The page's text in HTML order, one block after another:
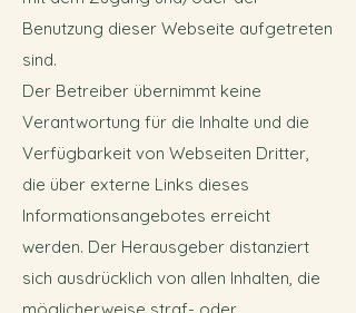
Benutzung dieser Webseite aufgetreten
sind.
Der Betreiber übernimmt keine
Verantwortung für die Inhalte und die
Verfügbarkeit von Webseiten Dritter,
die über externe Links dieses
Informationsangebotes erreicht
werden. Der Herausgeber distanziert
sich ausdrücklich von allen Inhalten, die